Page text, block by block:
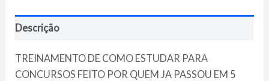
Descrição
TREINAMENTO DE COMO ESTUDAR PARA
CONCURSOS FEITO POR QUEM JA PASSOU EM 5